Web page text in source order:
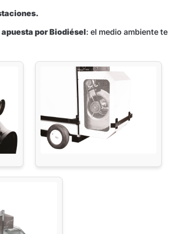
apuesta por Biodiésel: el medio ambiente te